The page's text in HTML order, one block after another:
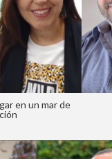
en un mar de